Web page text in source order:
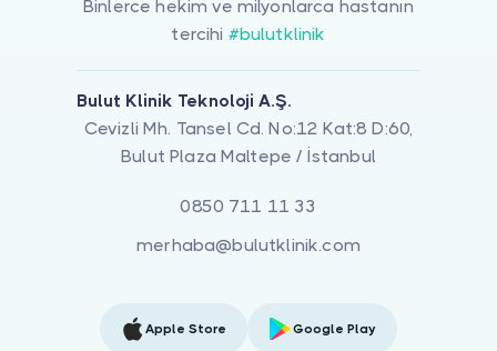
Binlerce hekim ve milyonlarca hastanın
tercihi #bulutklinik
Bulut Klinik Teknoloji A.Ş.
Cevizli Mh. Tansel Cd. No:12 Kat:8 D:60,
Bulut Plaza Maltepe / İstanbul
0850 711 11 33
merhaba@bulutklinik.com
Apple Store Google Play